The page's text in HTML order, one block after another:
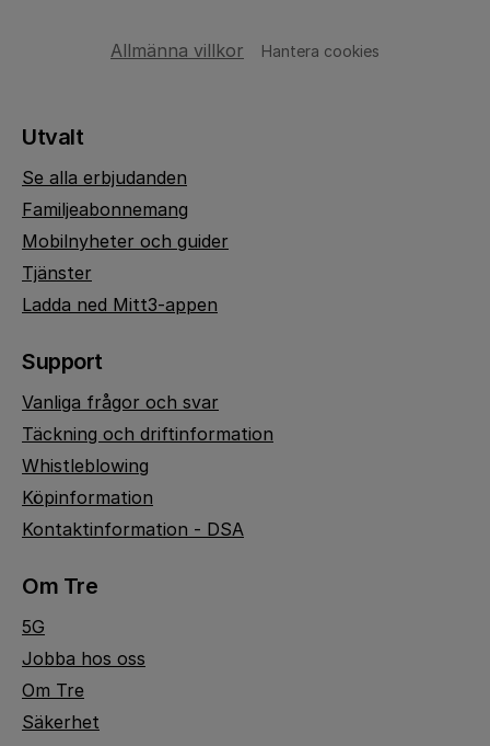
Allmänna villkor Hantera cookies
Utvalt
Se alla erbjudanden
Familjeabonnemang
Mobilnyheter och guider
Tjänster
Ladda ned Mitt3-appen
Support
Vanliga frågor och svar
Täckning och driftinformation
Whistleblowing
Köpinformation
Kontaktinformation - DSA
Om Tre
5G
Jobba hos oss
Om Tre
Säkerhet